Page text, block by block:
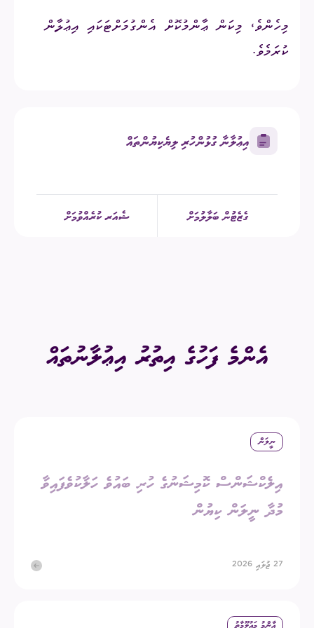
މިހެންވެ، މިކަން ޢާންމުކޮށް އެންގުމަށްޓަކައި އިޢުލާން
ކުރަމެވެ.
އިޢުލާނާ ގުޅުންހުރި ލިޔެކިޔުންތައް
ގެޒެޓުން ބަލާލުމަށް ޝެއަރ ކުރެއްވުމަށް
އެންމެ ފަހުގެ އިތުރު އިޢުލާނުތައް
ނީލަން
އިލެކްޝަންސް ކޮމިޝަނުގެ ހުރި ބައުވެ ހަލާކުވެފައިވާ
މުދާ ނީލަން ކިޔުން
27 ޖުލައި 2026
ޢާންމު މަޢުލޫމާތު